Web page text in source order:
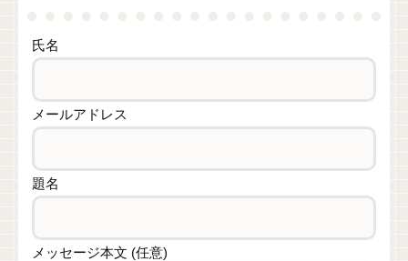
氏名
メールアドレス
題名
メッセージ本文 (任意)